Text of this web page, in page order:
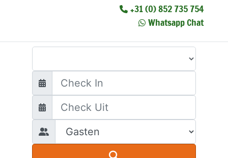
+31 (0) 852 735 754
Whatsapp Chat